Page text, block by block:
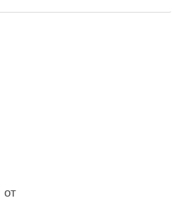
столична влада
сезону …
от